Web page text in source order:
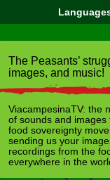
The Peasants’
images, and music!
ViacampesinaTV: the
of sounds and images
food sovereignty
sending us your
recordings from the
everywhere in the